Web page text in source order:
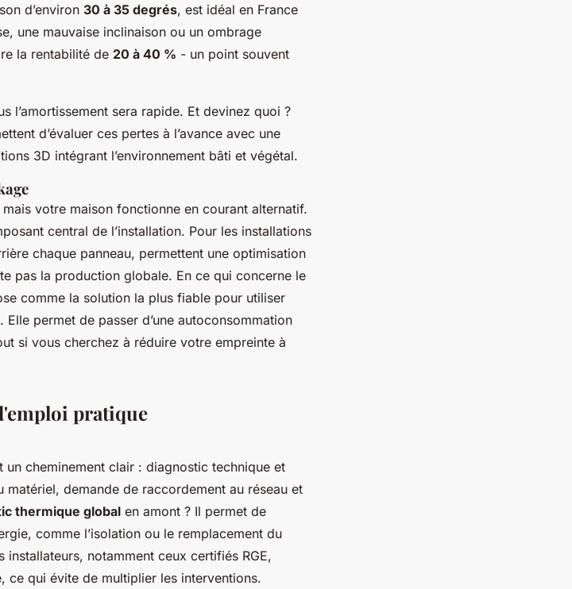
d’environ 30 à 35 degrés, est idéal en France
une mauvaise inclinaison ou un ombrage
la rentabilité de 20 à 40 % - un point souvent
l’amortissement sera rapide. Et devinez quoi ?
d’évaluer ces pertes à l’avance avec une
3D intégrant l’environnement bâti et végétal.
votre maison fonctionne en courant alternatif.
central de l’installation. Pour les installations
chaque panneau, permettent une optimisation
pas la production globale. En ce qui concerne le
comme la solution la plus fiable pour utiliser
permet de passer d’une autoconsommation
si vous cherchez à réduire votre empreinte à
pratique
cheminement clair : diagnostic technique et
demande de raccordement au réseau et
thermique global en amont ? Il permet de
comme l’isolation ou le remplacement du
notamment ceux certifiés RGE,
ce qui évite de multiplier les interventions.